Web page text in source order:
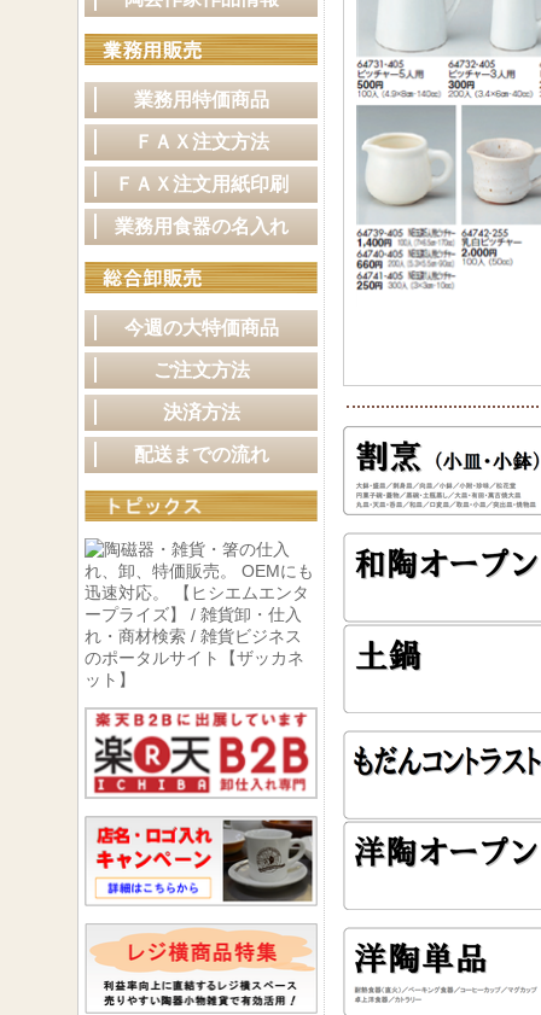
業務用特価商品
ＦＡＸ注文方法
ＦＡＸ注文用紙印刷
業務用食器の名入れ
今週の大特価商品
ご注文方法
決済方法
配送までの流れ